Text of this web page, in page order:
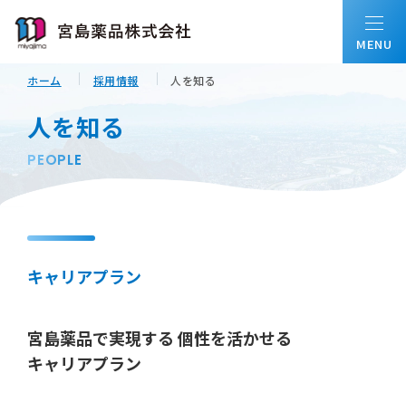
ホーム
私たちについて
会社情報
配置薬について
ホーム 採用情報 人を知る
人を知る
PEOPLE
キャリアプラン
宮島薬品で実現する 個性を活かせる
キャリアプラン